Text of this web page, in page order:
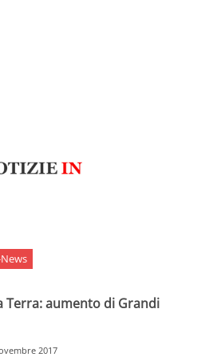
Terra: aumento di Grandi
2017